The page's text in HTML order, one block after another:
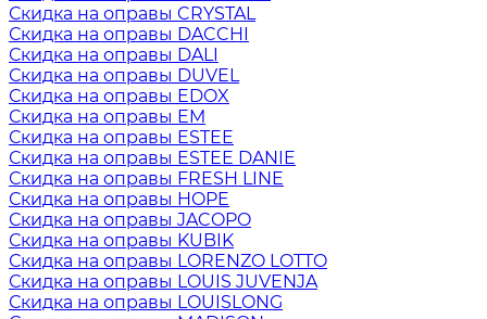
Скидка на оправы CRYSTAL
Скидка на оправы DACCHI
Скидка на оправы DALI
Скидка на оправы DUVEL
Скидка на оправы EDOX
Скидка на оправы EM
Скидка на оправы ESTEE
Скидка на оправы ESTEE DANIE
Скидка на оправы FRESH LINE
Скидка на оправы HOPE
Скидка на оправы JACOPO
Скидка на оправы KUBIK
Скидка на оправы LORENZO LOTTO
Скидка на оправы LOUIS JUVENJA
Скидка на оправы LOUISLONG